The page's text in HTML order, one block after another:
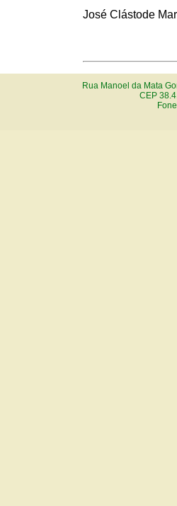
José Clástode
Rua Manoel da Mata
CEP